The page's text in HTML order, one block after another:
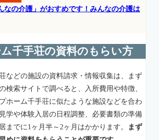
なの介護」がおすめです！みんなの介護は
千手荘の資料のもらい方
などの施設の資料請求・情報収集は、まず
検索サイトで調べると、入所費用や特徴、
ホーム千手荘に似たような施設などを合わ
学や体験入居の日程調整、必要書類の準備
までに1ヶ月半～2ヶ月はかかります。
まず